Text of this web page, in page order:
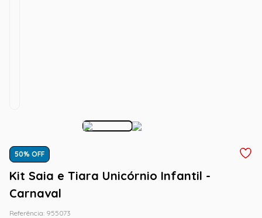
50% OFF
Kit Saia e Tiara Unicórnio Infantil -
Carnaval
Referência: 955073